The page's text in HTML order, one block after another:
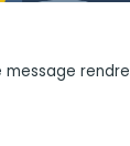
rendre